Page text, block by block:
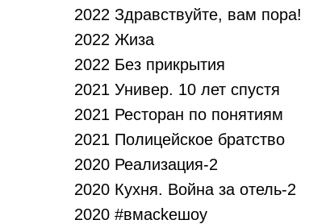
2022 Здравствуйте, вам пора!
2022 Жиза
2022 Без прикрытия
2021 Универ. 10 лет спустя
2021 Ресторан по понятиям
2021 Полицейское братство
2020 Реализация-2
2020 Кухня. Война за отель-2
2020 #вмackeшoу